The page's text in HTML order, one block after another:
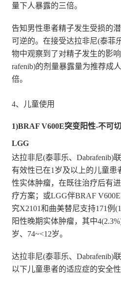
量下人暴露的三倍。
告知男性患者精子发生受损的
可逆的。在接受达拉非尼(泰菲
物中观察到了对精子发生的影
rafenib)的剂量暴露量为推荐成
倍。
4、儿童使用
1)BRAF V600E突变阳性-不可
LGG
达拉非尼(泰菲乐、Dabrafenib)
有效性已在1岁及以上的儿童患
性实体肿瘤，在既往治疗后有
疗方案；或LGG伴BRAF
究X2101和曲美替尼支持171例
阳性晚期实体肿瘤，其中
岁、74~<12岁。
达拉非尼(泰菲乐、Dabrafenib)
以下儿童患者的适应症的安全